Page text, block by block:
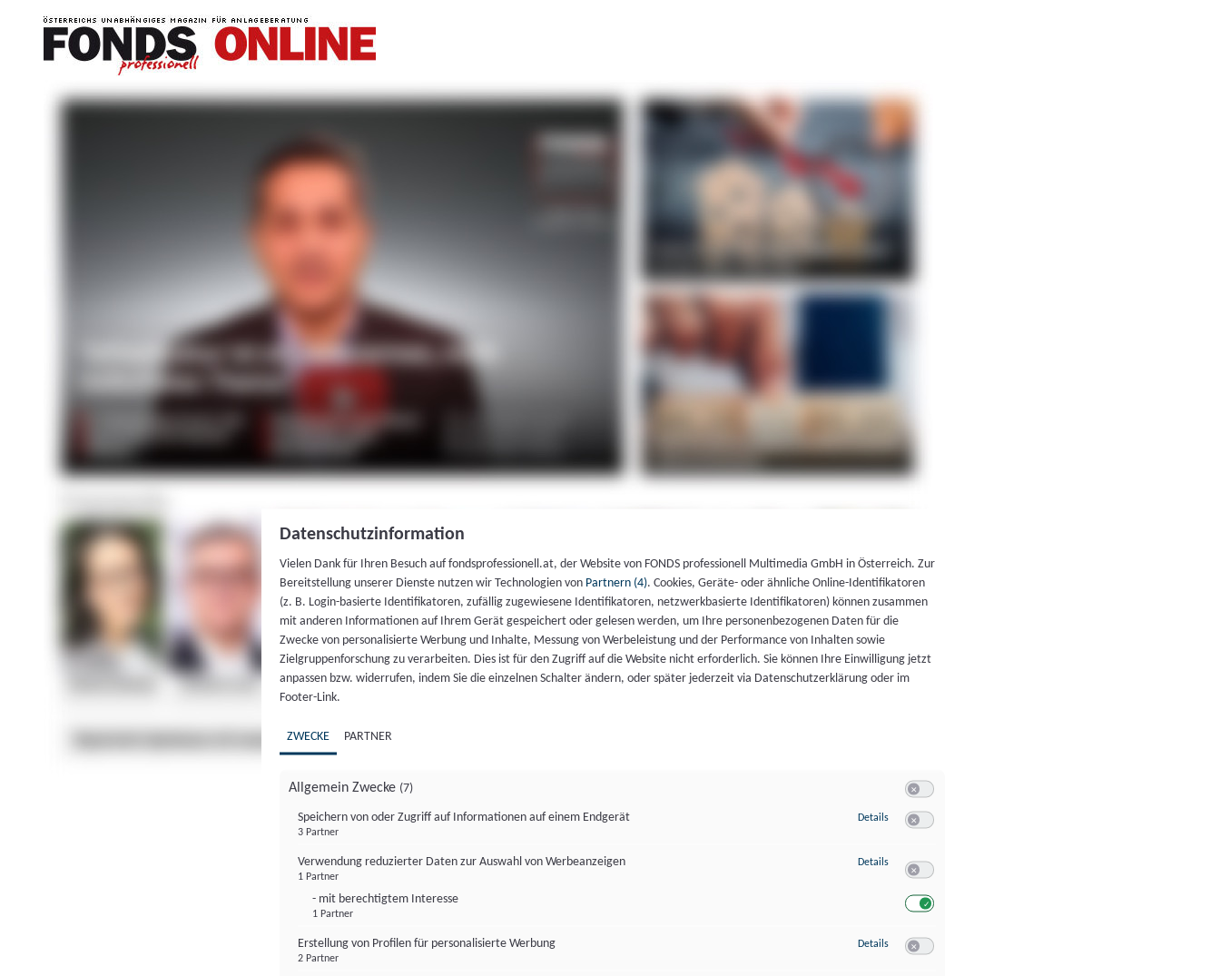
Datenschutzinformation
Vielen Dank für Ihren Besuch auf fondsprofessionell.at, der Website von FONDS professionell Multimedia GmbH in Österreich. Zur
Bereitstellung unserer Dienste nutzen wir Technologien von Partnern (4). Cookies, Geräte- oder ähnliche Online-Identifikatoren
(z. B. Login-basierte Identifikatoren, zufällig zugewiesene Identifikatoren, netzwerkbasierte Identifikatoren) können zusammen
mit anderen Informationen auf Ihrem Gerät gespeichert oder gelesen werden, um Ihre personenbezogenen Daten für die
Zwecke von personalisierte Werbung und Inhalte, Messung von Werbeleistung und der Performance von Inhalten sowie
Zielgruppenforschung zu verarbeiten. Dies ist für den Zugriff auf die Website nicht erforderlich. Sie können Ihre Einwilligung jetzt
anpassen bzw. widerrufen, indem Sie die einzelnen Schalter ändern, oder später jederzeit via Datenschutzerklärung oder im
Footer-Link.
ZWECKE PARTNER
Allgemein Zwecke (7)
Speichern von oder Zugriff auf Informationen auf einem Endgerät
3 Partner
Details zu Speichern von oder Zugriff auf Informationen auf einem Endgerät
Verwendung reduzierter Daten zur Auswahl von Werbeanzeigen
1 Partner
- mit berechtigtem Interesse
1 Partner
Details zu Verwendung reduzierter Daten zur Auswahl von Werbeanzeigen
Erstellung von Profilen für personalisierte Werbung
2 Partner
Details zu Erstellung von Profilen für personalisierte Werbung